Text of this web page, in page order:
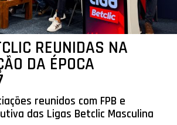
REUNIDAS NA
DA ÉPOCA
reunidos com FPB e
das Ligas Betclic Masculina